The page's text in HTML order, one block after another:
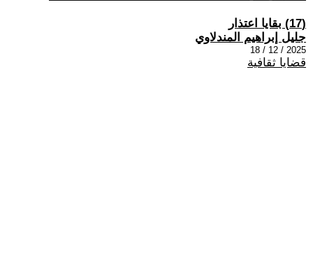
(17) بقايا اعتذار
جليل إبراهيم المندلاوي
2025 / 12 / 18
قضايا ثقافية